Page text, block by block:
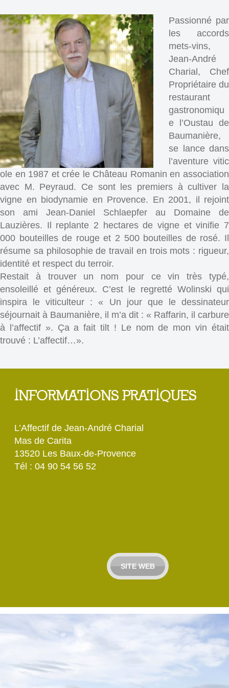
Passionné par
les accords
mets-vins,
Jean-André
Charial, Chef
Propriétaire du
restaurant
gastronomiqu
e l’Oustau de
Baumanière,
se lance dans
l’aventure vitic
ole en 1987 et crée le Château Romanin en association
avec M. Peyraud. Ce sont les premiers à cultiver la
vigne en biodynamie en Provence. En 2001, il rejoint
son ami Jean-Daniel Schlaepfer au Domaine de
Lauzières. Il replante 2 hectares de vigne et vinifie 7
000 bouteilles de rouge et 2 500 bouteilles de rosé. Il
résume sa philosophie de travail en trois mots : rigueur,
identité et respect du terroir.
Restait à trouver un nom pour ce vin très typé,
ensoleillé et généreux. C’est le regretté Wolinski qui
inspira le viticulteur : « Un jour que le dessinateur
séjournait à Baumanière, il m’a dit : « Raffarin, il carbure
à l’affectif ». Ça a fait tilt ! Le nom de mon vin était
trouvé : L’affectif…».
INFORMATIONS PRATIQUES
L’Affectif de Jean-André Charial
Mas de Carita
13520 Les Baux-de-Provence
Tél : 04 90 54 56 52
SITE WEB